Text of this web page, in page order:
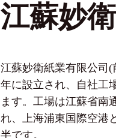
江蘇妙
江蘇妙衛紙業有限公司(
年に設立され、自社工
ます。工場は江蘇省南
れ、上海浦東国際空港
半です。